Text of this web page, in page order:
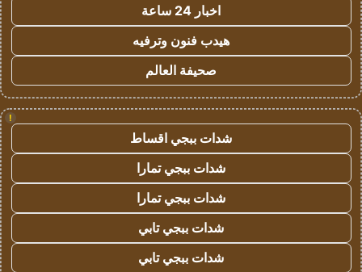
اخبار 24 ساعة
هيدب فنون وترفيه
صحيفة العالم
!
شدات ببجي اقساط
شدات ببجي تمارا
شدات ببجي تمارا
شدات ببجي تابي
شدات ببجي تابي